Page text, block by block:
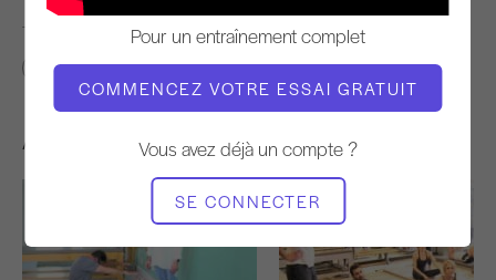
Pour un entraînement complet
COMMENCEZ VOTRE ESSAI GRATUIT
Vous avez déjà un compte ?
SE CONNECTER
TROUVER DES COURS SIMILAIRES POUR
10 - 20 min
Mat
Autres séances d'entraînement